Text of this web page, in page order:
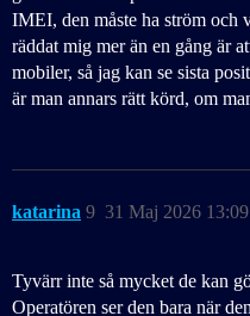
IMEI, den måste ha ström och
räddat mig mer än en gång är
mobiler, så jag kan se sista
är man annars rätt körd, om
katarina 31 Maj 2026 13:09
9
Tyvärr inte så mycket de kan
Operatören ser den bara när